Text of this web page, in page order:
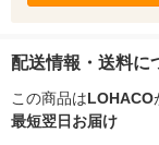
配送情報・送料に
この商品はLOHACO
最短翌日お届け